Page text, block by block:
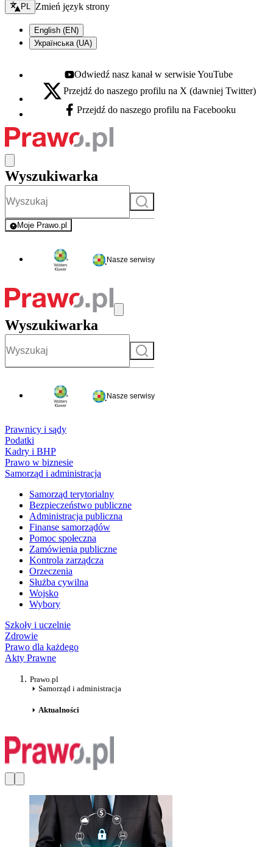
Zmień język - bieżący:
PL Zmień język strony
English (EN)
Українська (UA)
Youtube - otwiera się w nowej karcie
Odwiedź nasz kanał w serwisie YouTube
X - otwiera się w nowej karcie
Przejdź do naszego profilu na X (dawniej Twitter)
Facebook - otwiera się w nowej karcie
Przejdź do naszego profilu na Facebooku
Wyszukiwarka
Szukaj
Moje Prawo.pl
- rejestracja i logowanie do serwisu
Nasze serwisy
Wyszukiwarka
Szukaj
Nasze serwisy
Prawnicy i sądy
Podatki
Kadry i BHP
Prawo w biznesie
Samorząd i administracja
Samorząd terytorialny
Bezpieczeństwo publiczne
Administracja publiczna
Finanse samorządów
Pomoc społeczna
Zamówienia publiczne
Kontrola zarządcza
Orzeczenia
Służba cywilna
Wojsko
Wybory
Szkoły i uczelnie
Zdrowie
Prawo dla każdego
Akty Prawne
Prawo.pl
Samorząd i administracja
Aktualności